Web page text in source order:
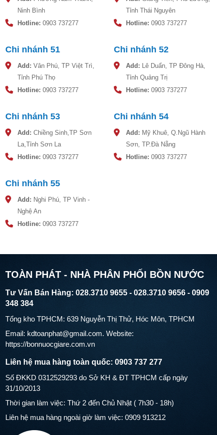
Ninh Bình
Hotline: 0903 737277
Tỉnh Thái Nguyên
Hotline: 0903 737277
Chi nhánh 51
Add: Vân Phú, TP Việt Trì,
Tỉnh Phú Thọ
Hotline: 0903 737277
Chi nhánh 52
Add: Lê Duẩn, TP Đông Hà,
Tỉnh Quảng Trị
Hotline: 0903 737277
Chi nhánh 53
Add: Chiềng Sinh,TP Sơn
La,Tỉnh Sơn La
Hotline: 0903 737277
Chi nhánh 54
Add: Mỹ Khuê, Q.Ngũ Hành
Sơn, TP.Đà Nẵng
Hotline: 0903 737277
Chi nhánh 55
Add: Nghi Phú, TP Vinh -
Nghệ An
Hotline: 0903 737277
TOÀN PHÁT - NHÀ PHÂN PHỐI BỒN NƯỚC
Tư Vấn Bán Hàng: 028.3710 9655 - 028.3710 9656 - 0909
348 384
Tổng kho TPHCM: 639 Nguyễn Thị Thử, Hóc Môn, TPHCM
Email: kdtoanphat@gmail.com. Website:
https://bonnuocgiare.com.vn
Liên hệ mua hàng toàn quốc: 0903 737 277
Số ĐKKD 0312529293 do Sở KH & ĐT TPHCM cấp ngày
31/10/2013
Thời gian làm việc: Thứ 2 đến Chủ Nhật ( 7h30 - 18h)
Liên hệ mua hàng ngoài giờ làm việc: 0909 913212